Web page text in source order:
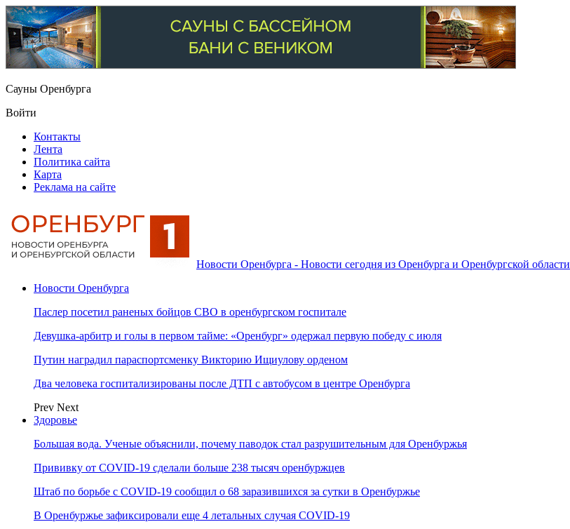
Сауны Оренбурга
Войти
Контакты
Лента
Политика сайта
Карта
Реклама на сайте
Новости Оренбурга - Новости сегодня из Оренбурга и Оренбургской области
Новости Оренбурга
Паслер посетил раненых бойцов СВО в оренбургском госпитале
Девушка-арбитр и голы в первом тайме: «Оренбург» одержал первую победу с июля
Путин наградил параспортсменку Викторию Ищиулову орденом
Два человека госпитализированы после ДТП с автобусом в центре Оренбурга
Prev Next
Здоровье
Большая вода. Ученые объяснили, почему паводок стал разрушительным для Оренбуржья
Прививку от COVID-19 сделали больше 238 тысяч оренбуржцев
Штаб по борьбе с СOVID-19 сообщил о 68 заразившихся за сутки в Оренбуржье
В Оренбуржье зафиксировали еще 4 летальных случая COVID-19